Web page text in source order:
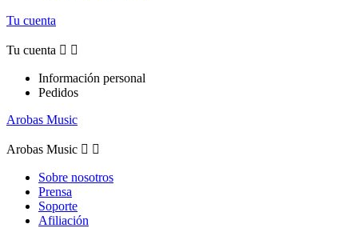
Tu cuenta
Tu cuenta  
Información personal
Pedidos
Arobas Music
Arobas Music  
Sobre nosotros
Prensa
Soporte
Afiliación